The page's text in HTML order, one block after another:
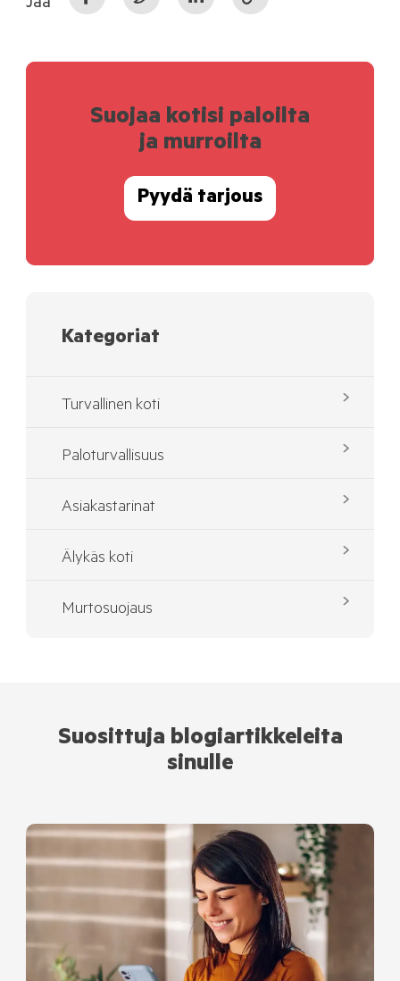
Jaa
Suojaa kotisi paloilta
ja murroilta
Pyydä tarjous
Kategoriat
Turvallinen koti
Paloturvallisuus
Asiakastarinat
Älykäs koti
Murtosuojaus
Suosittuja blogiartikkeleita
sinulle